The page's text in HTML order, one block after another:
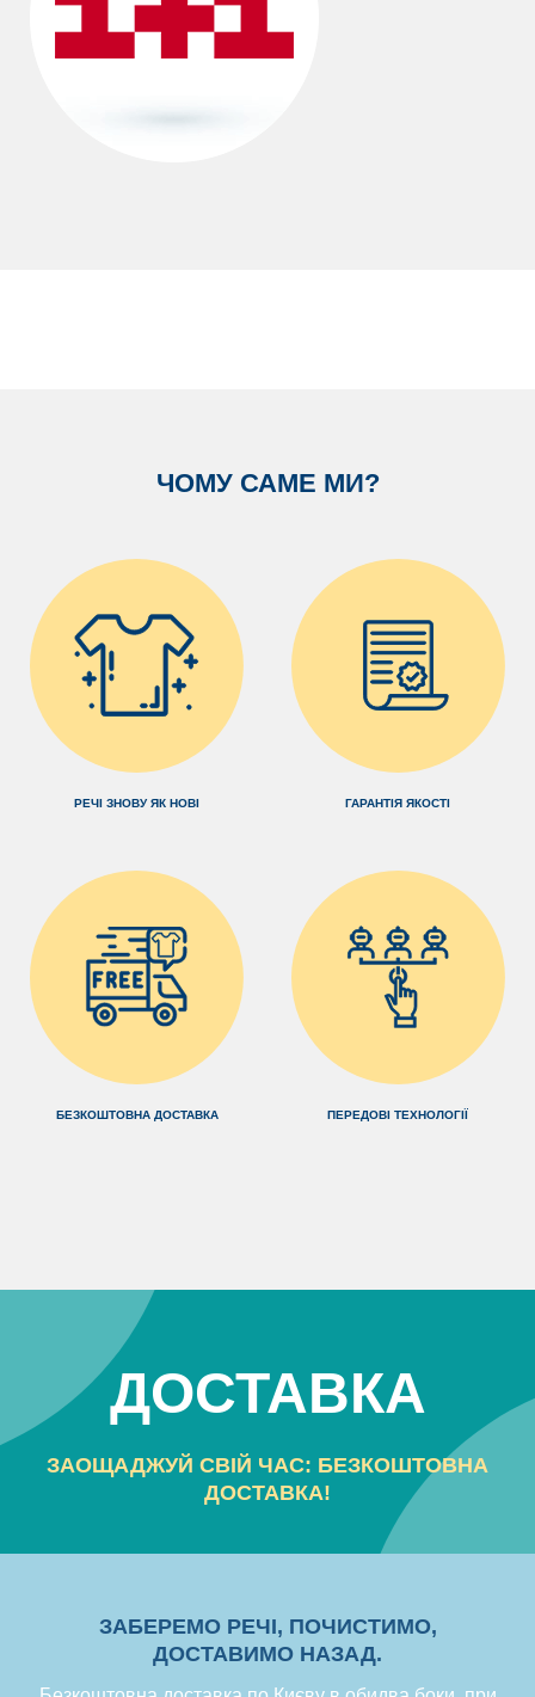
ЧОМУ САМЕ МИ?
РЕЧІ ЗНОВУ ЯК НОВІ ГАРАНТІЯ ЯКОСТІ
БЕЗКОШТОВНА ДОСТАВКА ПЕРЕДОВІ ТЕХНОЛОГІЇ
ДОСТАВКА
ЗАОЩАДЖУЙ СВІЙ ЧАС: БЕЗКОШТОВНА
ДОСТАВКА!
ЗАБЕРЕМО РЕЧІ, ПОЧИСТИМО,
ДОСТАВИМО НАЗАД.